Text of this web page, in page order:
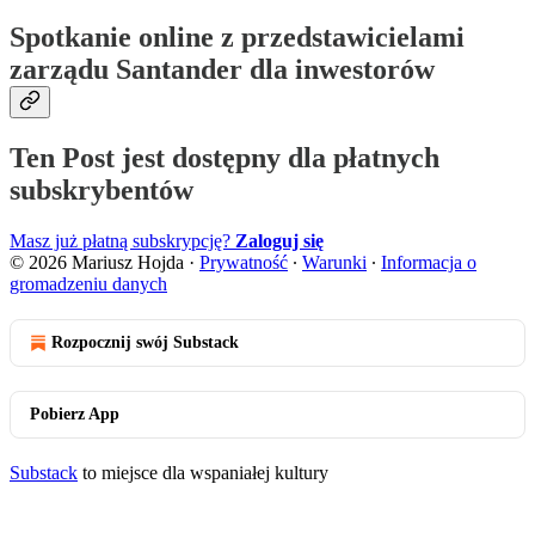
Spotkanie online z przedstawicielami
zarządu Santander dla inwestorów
Ten Post jest dostępny dla płatnych
subskrybentów
Masz już płatną subskrypcję? Zaloguj się
© 2026 Mariusz Hojda · Prywatność ∙ Warunki ∙ Informacja o
gromadzeniu danych
Rozpocznij swój Substack
Pobierz App
Substack to miejsce dla wspaniałej kultury